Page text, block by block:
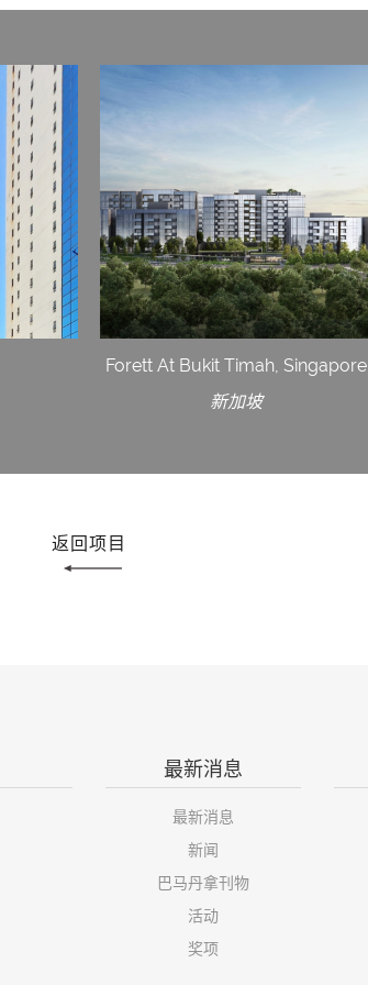
Forett At Bukit Timah, Singapore
新加坡
返回项目
最新消息
最新消息
新闻
巴马丹拿刊物
活动
奖项